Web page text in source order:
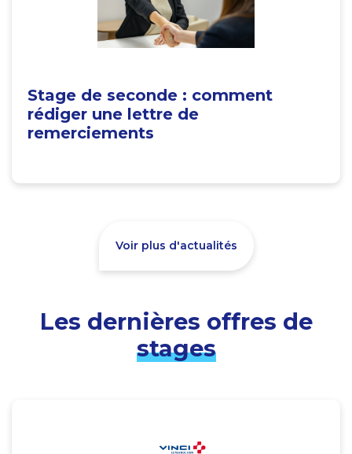
Stage de seconde : comment
rédiger une lettre de
remerciements
Voir plus d'actualités
Les dernières offres de
stages